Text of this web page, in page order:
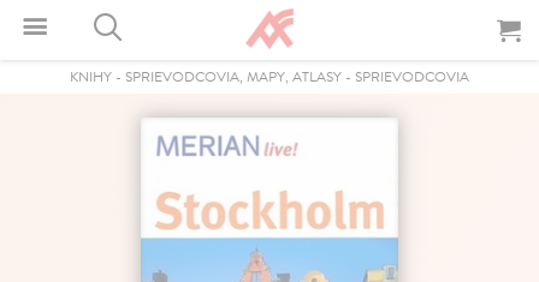
KNIHY - SPRIEVODCOVIA, MAPY, ATLASY - SPRIEVODCOVIA